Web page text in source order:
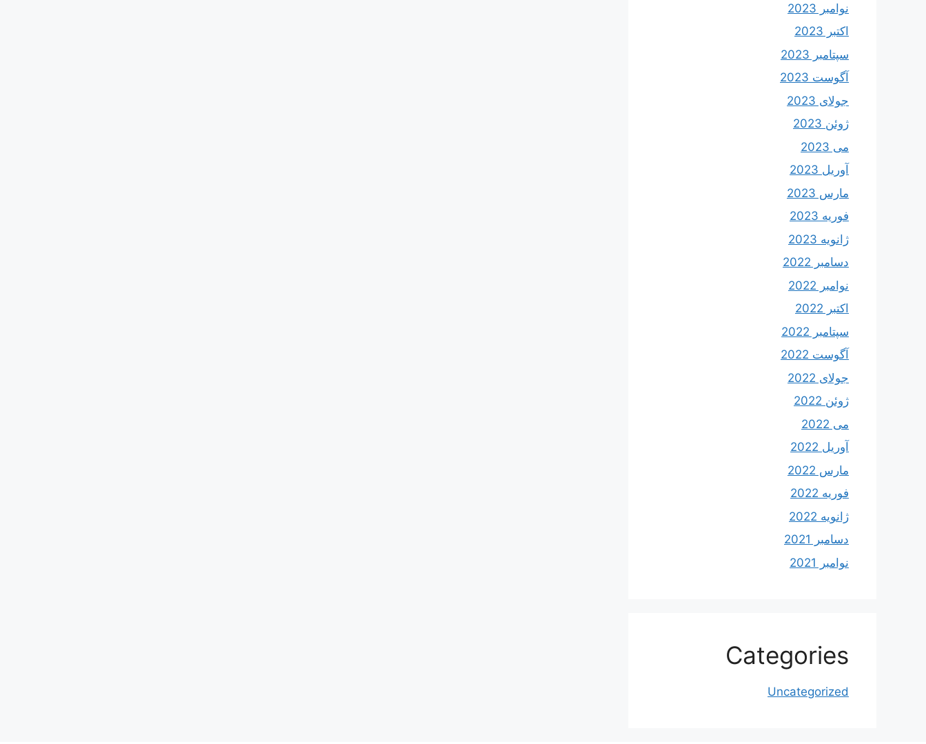
نوامبر 2023
اکتبر 2023
سپتامبر 2023
آگوست 2023
جولای 2023
ژوئن 2023
می 2023
آوریل 2023
مارس 2023
فوریه 2023
ژانویه 2023
دسامبر 2022
نوامبر 2022
اکتبر 2022
سپتامبر 2022
آگوست 2022
جولای 2022
ژوئن 2022
می 2022
آوریل 2022
مارس 2022
فوریه 2022
ژانویه 2022
دسامبر 2021
نوامبر 2021
Categories
Uncategorized